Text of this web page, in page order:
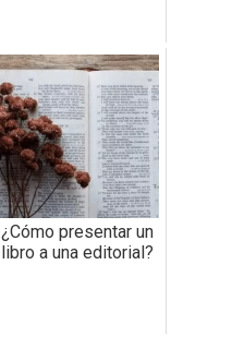
¿Cómo presentar un
libro a una editorial?